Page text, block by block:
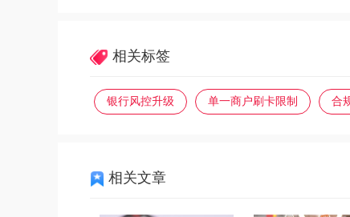
相关标签
银行风控升级 单一商户刷卡限制 合
相关文章